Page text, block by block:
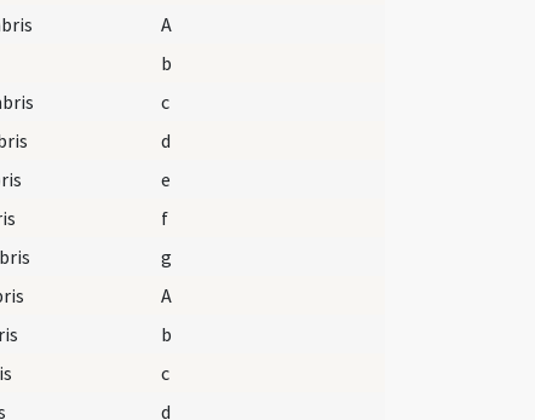
A
b
c
d
e
f
g
A
b
c
d